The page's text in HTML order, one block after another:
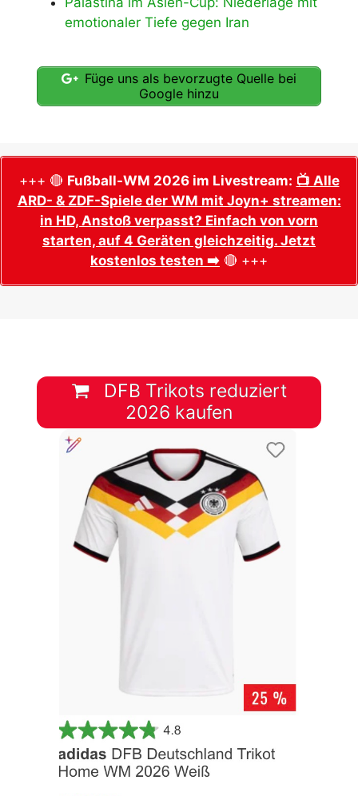
emotionaler Tiefe gegen Iran
Füge uns als bevorzugte Quelle bei
Google hinzu
+++ 🔴 Fußball-WM 2026 im Livestream: 📺 Alle
ARD- & ZDF-Spiele der WM mit Joyn+ streamen:
in HD, Anstoß verpasst? Einfach von vorn
starten, auf 4 Geräten gleichzeitig. Jetzt
kostenlos testen ➡️ 🔴 +++
DFB Trikots reduziert
2026 kaufen